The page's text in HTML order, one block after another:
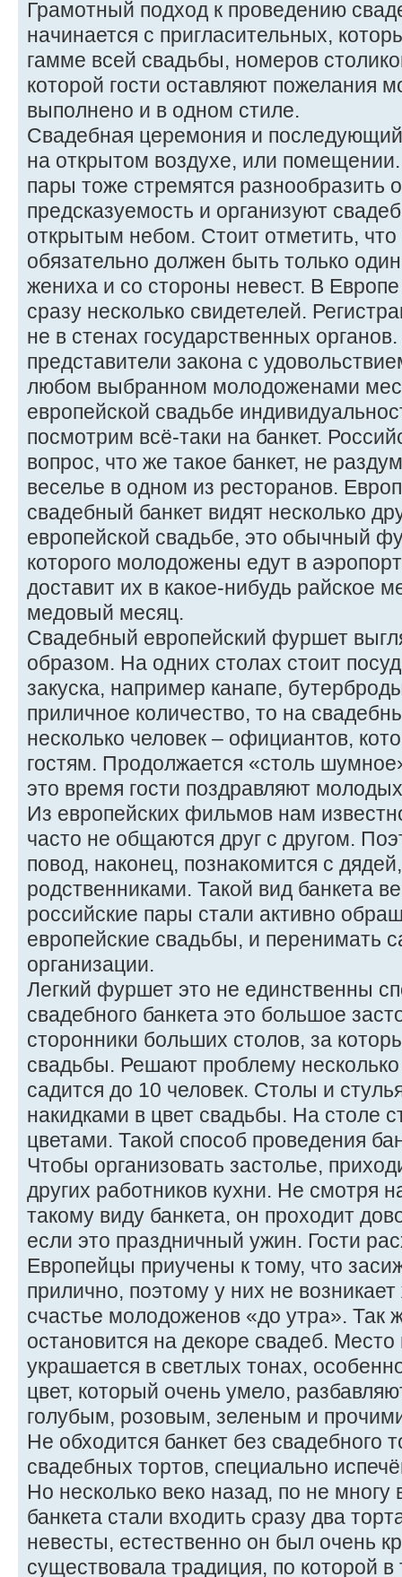
Грамотный подход к проведению
начинается с пригласительных,
гамме всей свадьбы, номеров
которой гости оставляют пожелания
выполнено и в одном стиле.
Свадебная церемония и последующий
на открытом воздухе, или
пары тоже стремятся разнообразить
предсказуемость и организуют
открытым небом. Стоит отметить,
обязательно должен быть только
жениха и со стороны невест. В Европе
сразу несколько свидетелей.
не в стенах государственных
представители закона с
любом выбранном молодоженами
европейской свадьбе
посмотрим всё-таки на банкет.
вопрос, что же такое банкет, не
веселье в одном из ресторанов.
свадебный банкет видят несколько
европейской свадьбе, это обычный
которого молодожены едут в
доставит их в какое-нибудь райское
медовый месяц.
Свадебный европейский фуршет
образом. На одних столах стоит
закуска, например канапе,
приличное количество, то на
несколько человек – официантов,
гостям. Продолжается «столь
это время гости поздравляют
Из европейских фильмов нам
часто не общаются друг с другом.
повод, наконец, познакомится с
родственниками. Такой вид банкета
российские пары стали активно
европейские свадьбы, и перенимать
организации.
Легкий фуршет это не единственны
свадебного банкета это большое
сторонники больших столов, за
свадьбы. Решают проблему
садится до 10 человек. Столы и
накидками в цвет свадьбы. На столе
цветами. Такой способ проведения
Чтобы организовать застолье,
других работников кухни. Не смотря
такому виду банкета, он проходит
если это праздничный ужин. Гости
Европейцы приучены к тому, что
прилично, поэтому у них не
счастье молодоженов «до утра». Так
остановится на декоре свадеб.
украшается в светлых тонах,
цвет, который очень умело,
голубым, розовым, зеленым и
Не обходится банкет без свадебного
свадебных тортов, специально
Но несколько веко назад, по не
банкета стали входить сразу два
невесты, естественно он был очень
существовала традиция, по которой